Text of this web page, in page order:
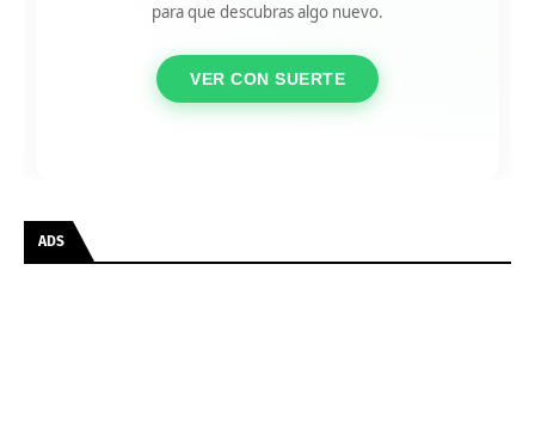
para que descubras algo nuevo.
VER CON SUERTE
ADS